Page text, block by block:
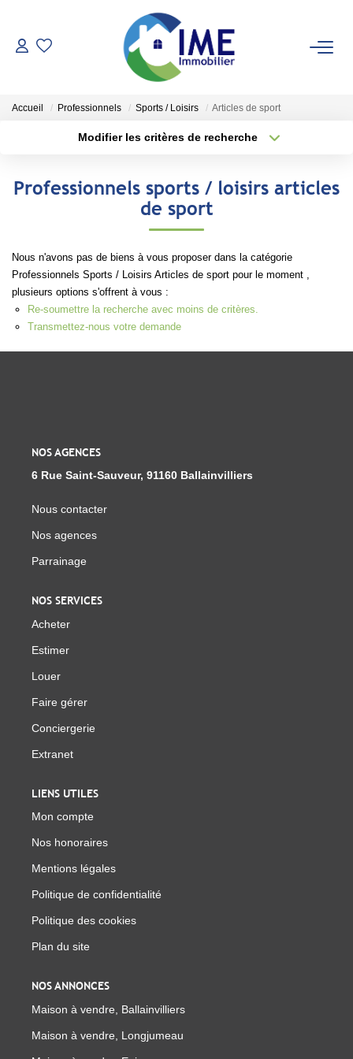
ACHETER
Faire Gérer
Espace Client
NOS AGENCES
Accueil Professionnels Sports / Loisirs Articles de sport
Modifier les critères de recherche
Type de bien
Surface min
Créer une alerte
Professionnels sports / loisirs articles
de sport
Nous n'avons pas de biens à vous proposer dans la catégorie
Professionnels Sports / Loisirs Articles de sport pour le moment ,
plusieurs options s'offrent à vous :
Re-soumettre la recherche avec moins de critères.
Transmettez-nous votre demande
NOS AGENCES
6 Rue Saint-Sauveur, 91160 Ballainvilliers
Nous contacter
Nos agences
Parrainage
NOS SERVICES
Acheter
Estimer
Louer
Faire gérer
Conciergerie
Extranet
LIENS UTILES
Mon compte
Nos honoraires
Mentions légales
Politique de confidentialité
Politique des cookies
Plan du site
NOS ANNONCES
Maison à vendre, Ballainvilliers
Maison à vendre, Longjumeau